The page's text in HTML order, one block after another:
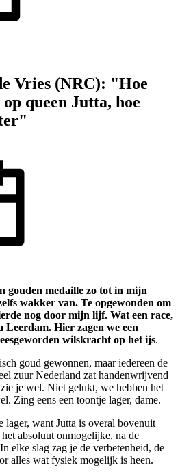
Vries (NRC): "Hoe
queen Jutta, hoe
gouden medaille zo tot in mijn
wakker van. Te opgewonden om
nog door mijn lijf. Wat een race,
Leerdam. Hier zagen we een
wilskracht op het ijs.
goud gewonnen, maar iedereen de
zuur Nederland zat handenwrijvend
je wel. Niet gelukt, we hebben het
Zing eens een toontje lager, dame.
lager, want Jutta is overal bovenuit
absoluut onmogelijke, na de
elke slag zag je de verbetenheid, de
alles wat fysiek mogelijk is heen.